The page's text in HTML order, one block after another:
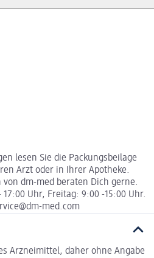
lesen Sie die Packungsbeilage
Arzt oder in Ihrer Apotheke.
von dm-med beraten Dich gerne.
Uhr, Freitag: 9:00 -15:00 Uhr.
med.com
Arzneimittel, daher ohne Angabe